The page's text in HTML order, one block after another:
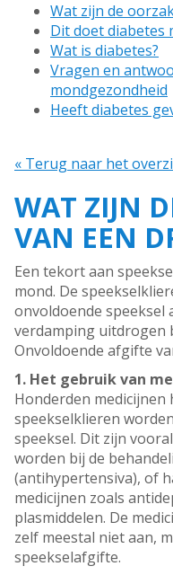
Wat zijn de
Dit doet diabetes
Wat is diabetes?
Vragen en
mondgezondheid
Heeft diabetes
« Terug naar het
WAT ZIJN
VAN EEN
Een tekort aan
mond. De
onvoldoende speeksel
verdamping uitdrogen
Onvoldoende afgifte
1. Het gebruik van
Honderden
speekselklieren
speeksel. Dit zijn
worden bij de
(antihypertensiva), of
medicijnen zoals
plasmiddelen. De
zelf meestal niet aan,
speekselafgifte.